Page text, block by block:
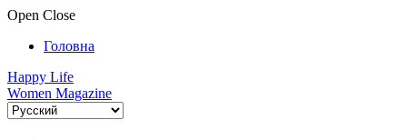
Open Close
Головна
Happy Life
Women Magazine